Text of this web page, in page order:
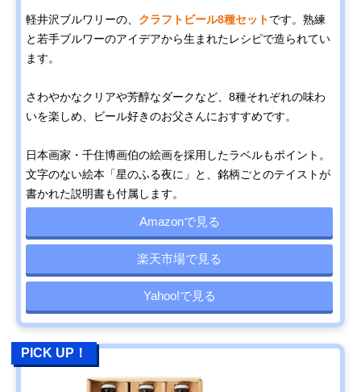
軽井沢ブルワリーの、 クラフトビール8種セットです。熟練
と若手ブルワーのアイデアから生まれたレシピで造られてい
ます。
さわやかなクリアや芳醇なダークなど、8種それぞれの味わ
いを楽しめ、ビール好きのお父さんにおすすめです。
日本画家・千住博画伯の絵画を採用したラベルもポイント。
文字のない絵本「星のふる夜に」と、銘柄ごとのテイストが
書かれた説明書も付属します。
Amazonで見る
楽天市場で見る
Yahoo!で見る
PICK UP！